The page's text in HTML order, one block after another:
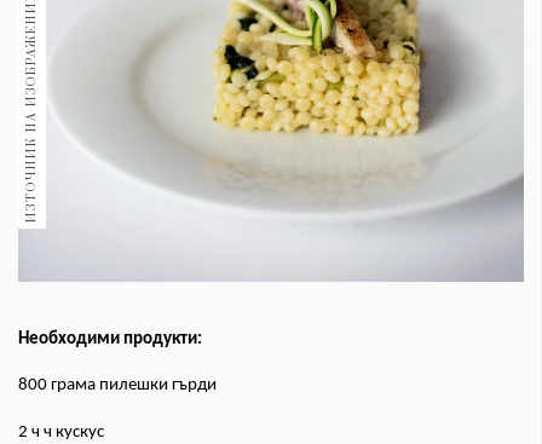
Гурме 1710
Пътувай
237
Здраве 389
382
1817
Необходими продукти:
800 грама пилешки гърди
2 ч ч кускус